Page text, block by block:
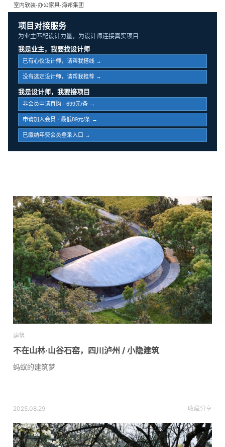
室内软装-办公家具-海邦集团
项目对接服务
为业主匹配设计力量，为设计师连接真实项目
我是业主，我要找设计师
已有心仪设计师，请帮我搭线 →
没有选定设计师，请帮我推荐 →
我是设计师，我要接项目
非会员申请直购 · 699元/条 →
申请加入会员 · 最低89元/条 →
已缴纳年费会员登录入口 →
建筑
不在山林·山谷石窑，四川泸州 / 小隐建筑
蚂蚁的建筑梦
2025.08.29 收藏分享